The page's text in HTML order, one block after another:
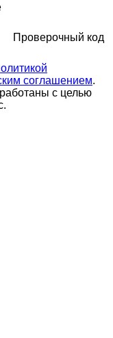
Проверочный код
соглашением.
с целью